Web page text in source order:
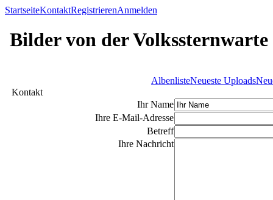
StartseiteKontaktRegistrierenAnmelden
Bilder von der Volkssternwarte
AlbenlisteNeueste Uploads
Kontakt
Ihr Name
Ihre E-Mail-Adresse
Betreff
Ihre Nachricht